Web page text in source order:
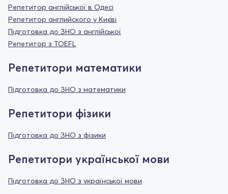
Репетитор англійської в Одесі
Репетитор английского у Києві
Підготовка до ЗНО з англійської
Репетитор з TOEFL
Репетитори математики
Підготовка до ЗНО з математики
Репетитори фізики
Підготовка до ЗНО з фізики
Репетитори української мови
Підготовка до ЗНО з української мови